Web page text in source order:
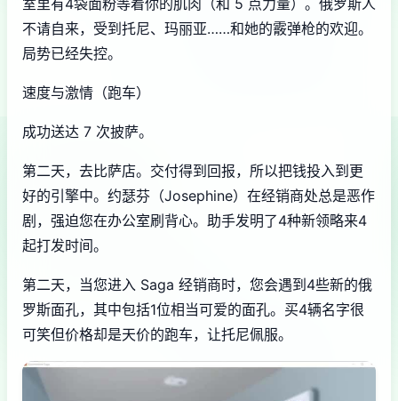
不请自来，受到托尼、玛丽亚……和她的霰弹枪的欢迎。
局势已经失控。
速度与激情（跑车）
成功送达 7 次披萨。
第二天，去比萨店。交付得到回报，所以把钱投入到更
好的引擎中。约瑟芬（Josephine）在经销商处总是恶作
剧，强迫您在办公室刷背心。助手发明了4种新领略来4
起打发时间。
第二天，当您进入 Saga 经销商时，您会遇到4些新的俄
罗斯面孔，其中包括1位相当可爱的面孔。买4辆名字很
可笑但价格却是天价的跑车，让托尼佩服。